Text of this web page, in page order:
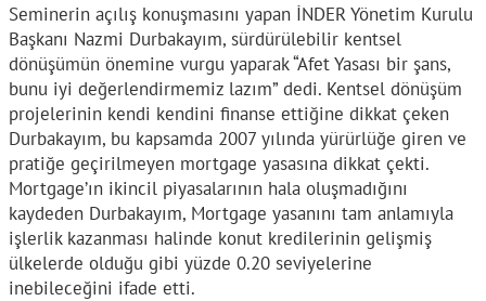
Seminerin açılış konuşmasını yapan İNDER Yönetim Kurulu
Başkanı Nazmi Durbakayım, sürdürülebilir kentsel
dönüşümün önemine vurgu yaparak “Afet Yasası bir şans,
bunu iyi değerlendirmemiz lazım” dedi. Kentsel dönüşüm
projelerinin kendi kendini finanse ettiğine dikkat çeken
Durbakayım, bu kapsamda 2007 yılında yürürlüğe giren ve
pratiğe geçirilmeyen mortgage yasasına dikkat çekti.
Mortgage’ın ikincil piyasalarının hala oluşmadığını
kaydeden Durbakayım, Mortgage yasanını tam anlamıyla
işlerlik kazanması halinde konut kredilerinin gelişmiş
ülkelerde olduğu gibi yüzde 0.20 seviyelerine
inebileceğini ifade etti.